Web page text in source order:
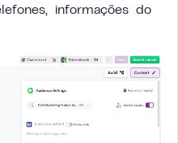
informações do